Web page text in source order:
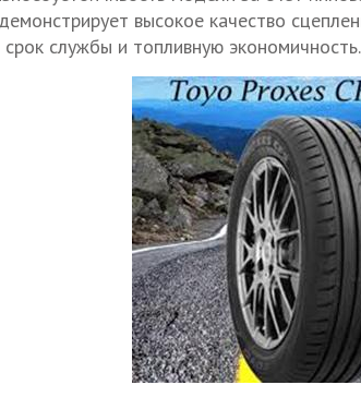
высокое качество
службы и топливную экономичность.